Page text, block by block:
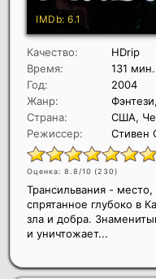
Качество:
HDrip
Время:
131 мин.
Год:
2004
Жанр:
Страна:
США,
Режиссер:
Стивен
Оценка: 8.8/10 (230)
Трансильвания -
спрятанное глубоко в
зла и добра.
и уничтожает...